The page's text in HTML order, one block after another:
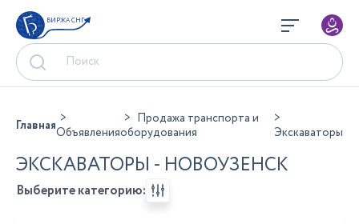
БИРЖА СНГ
ГлавнаяОбъявления
Продажа транспорта и
оборудования
Экскаваторы
ЭКСКАВАТОРЫ - НОВОУЗЕНСК
Выберите категорию: